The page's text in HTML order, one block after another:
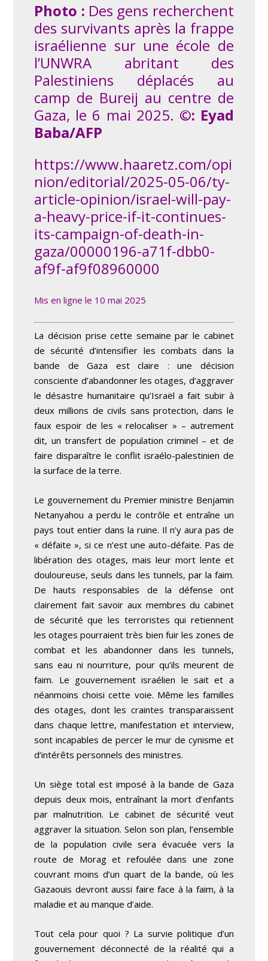
Photo : Des gens recherchent
des survivants après la frappe
israélienne sur une école de
l’UNWRA abritant des
Palestiniens déplacés au
camp de Bureij au centre de
Gaza, le 6 mai 2025. ©: Eyad
Baba/AFP
https://www.haaretz.com/opi
nion/editorial/2025-05-06/ty-
article-opinion/israel-will-pay-
a-heavy-price-if-it-continues-
its-campaign-of-death-in-
gaza/00000196-a71f-dbb0-
af9f-af9f08960000
Mis en ligne le 10 mai 2025
La décision prise cette semaine par le cabinet
de sécurité d’intensifier les combats dans la
bande de Gaza est claire : une décision
consciente d’abandonner les otages, d’aggraver
le désastre humanitaire qu’Israël a fait subir à
deux millions de civils sans protection, dans le
faux espoir de les « relocaliser » – autrement
dit, un transfert de population criminel – et de
faire disparaître le conflit israélo-palestinien de
la surface de la terre.
Le gouvernement du Premier ministre Benjamin
Netanyahou a perdu le contrôle et entraîne un
pays tout entier dans la ruine. Il n’y aura pas de
« défaite », si ce n’est une auto-défaite. Pas de
libération des otages, mais leur mort lente et
douloureuse, seuls dans les tunnels, par la faim.
De hauts responsables de la défense ont
clairement fait savoir aux membres du cabinet
de sécurité que les terroristes qui retiennent
les otages pourraient très bien fuir les zones de
combat et les abandonner dans les tunnels,
sans eau ni nourriture, pour qu’ils meurent de
faim. Le gouvernement israélien le sait et a
néanmoins choisi cette voie. Même les familles
des otages, dont les craintes transparaissent
dans chaque lettre, manifestation et interview,
sont incapables de percer le mur de cynisme et
d’intérêts personnels des ministres.
Un siège total est imposé à la bande de Gaza
depuis deux mois, entraînant la mort d’enfants
par malnutrition. Le cabinet de sécurité veut
aggraver la situation. Selon son plan, l’ensemble
de la population civile sera évacuée vers la
route de Morag et refoulée dans une zone
couvrant moins d’un quart de la bande, où les
Gazaouis devront aussi faire face à la faim, à la
maladie et au manque d’aide.
Tout cela pour quoi ? La survie politique d’un
gouvernement déconnecté de la réalité qui a